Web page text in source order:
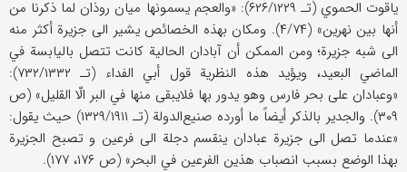
یاقوت الحموي (تـ ۶۲۶/۱۲۲۹): «والعجم یسمونها میان روذان لما ذکرنا من
أنها بین نهرین» (۴/۷۴). ومکان بهذه الخصائص یشیر الی جزیرة أکثر منه
الی شبه جزیرة؛ ومن الممکن أن آبادان الحالیة کانت تتصل بالیابسة في
الماضي البعید، ویؤید هذه النظریة قول أبي الفداء (تـ ۷۳۲/۱۳۳۲):
«وعبادان علی بحر فارس وهو یدور بها فلایبقی منها في البر الّا القلیل» (ص
۳۰۹). والجدیر بالذکر أیضاً ما أورده صنیع‌الدولة (تـ ۱۳۲۹/۱۹۱۱) حیث یقول:
«عندما تصل الی جزیرة عبادان ینقسم دجلة الی فرعین و تصبح الجزیرة
بهذا الوضع بسبب انصباب هذین الفرعین في البحر» (ص ۱۷۶، ۱۷۷).